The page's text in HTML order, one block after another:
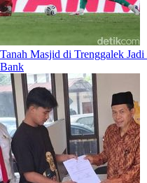
Tanah Masjid di Trenggalek
Bank